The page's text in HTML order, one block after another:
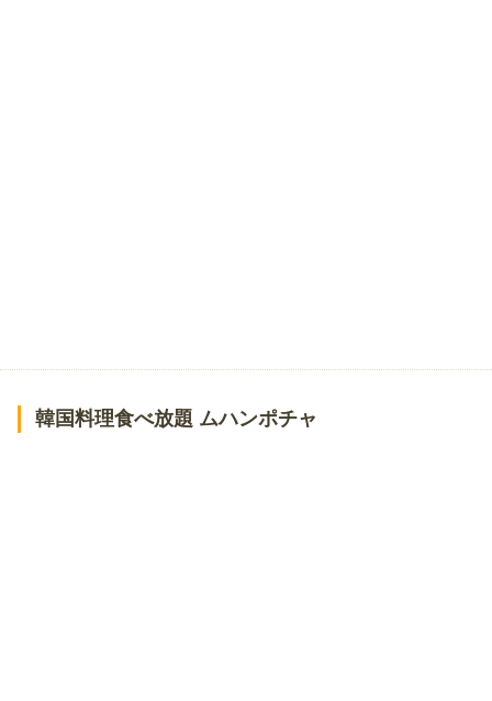
韓国料理食べ放題 ムハンポチャ